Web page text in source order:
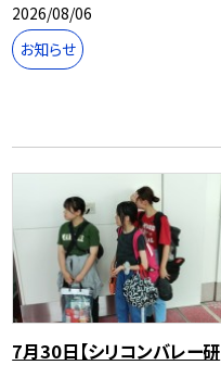
2026/08/06
お知らせ
7月30日【シリコンバレー研